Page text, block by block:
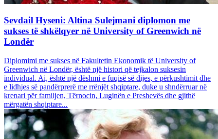
Sevdail Hyseni: Altina Sulejmani diplomon me
sukses të shkëlqyer në University of Greenwich në
Londër
Diplomimi me sukses në Fakultetin Ekonomik të University of
Greenwich në Londër, është një histori që tejkalon suksesin
individual. Ai, është një dëshmi e fuqisë së dijes, e përkushtimit dhe
e lidhjes së pandërprerë me rrënjët shqiptare, duke u shndërruar në
krenari për familjen, Tërnocin, Luginën e Preshevës dhe gjithë
mërgatën shqiptare...